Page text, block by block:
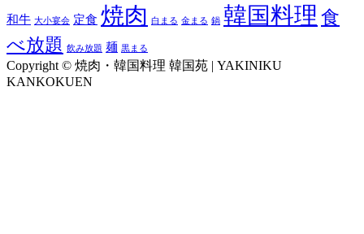
和牛 大小宴会 定食 焼肉 白まる 金まる 鍋 韓国料理 食
べ放題 飲み放題 麺 黒まる
Copyright © 焼肉・韓国料理 韓国苑 | YAKINIKU
KANKOKUEN